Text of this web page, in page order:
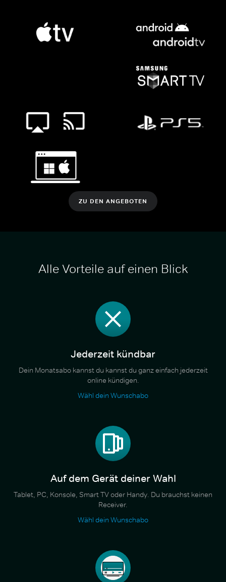
ZU DEN ANGEBOTEN
Alle Vorteile auf einen Blick
Jederzeit kündbar
Dein Monatsabo kannst du kannst du ganz einfach jederzeit
online kündigen.
Wähl dein Wunschabo
Auf dem Gerät deiner Wahl
Tablet, PC, Konsole, Smart TV oder Handy. Du brauchst keinen
Receiver.
Wähl dein Wunschabo